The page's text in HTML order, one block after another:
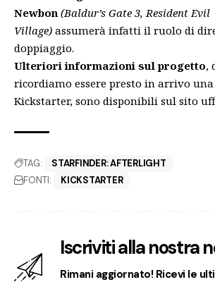
Newbon (Baldur’s Gate 3, Resident Evil
Village) assumerà infatti il ruolo di
doppiaggio.
Ulteriori informazioni sul progetto,
ricordiamo essere presto in arrivo
Kickstarter, sono disponibili sul sito
TAG:
STARFINDER: AFTERLIGHT
FONTI:
KICKSTARTER
Iscriviti alla nostra
Rimani aggiornato! Ricevi le